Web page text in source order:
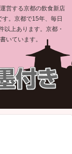
営する京都の飲食新店
。京都で15年、毎日
以上あります。京都・
いています。